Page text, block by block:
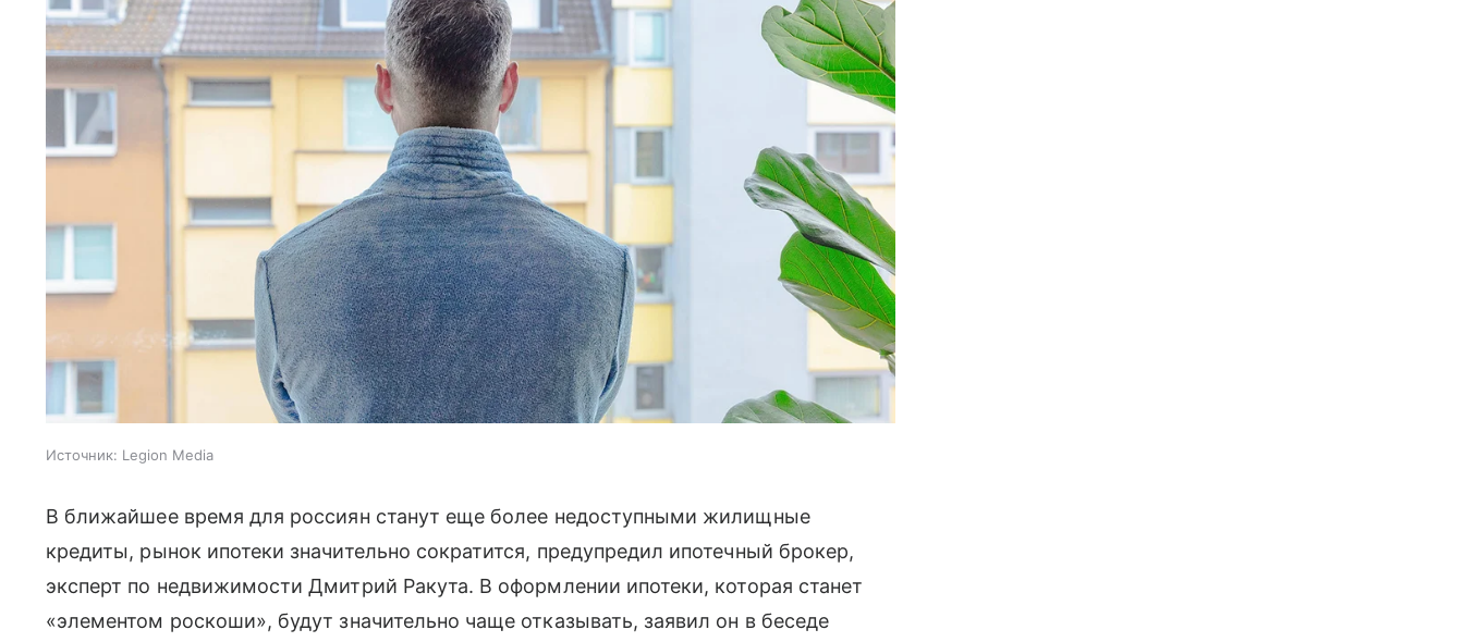
Источник: Legion Media
В ближайшее время для россиян станут еще более недоступными жилищные
кредиты, рынок ипотеки значительно сократится, предупредил ипотечный брокер,
эксперт по недвижимости Дмитрий Ракута. В оформлении ипотеки, которая станет
«элементом роскоши», будут значительно чаще отказывать, заявил он в беседе